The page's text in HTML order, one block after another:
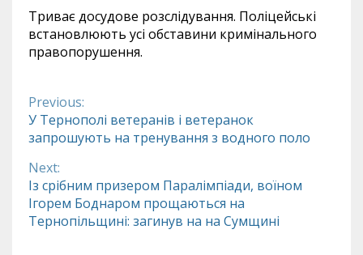
Триває досудове розслідування. Поліцейські
встановлюють усі обставини кримінального
правопорушення.
Continue
Reading
Previous:
У Тернополі ветеранів і ветеранок
запрошують на тренування з водного поло
Next:
Із срібним призером Паралімпіади, воїном
Ігорем Боднаром прощаються на
Тернопільщині: загинув на на Сумщині